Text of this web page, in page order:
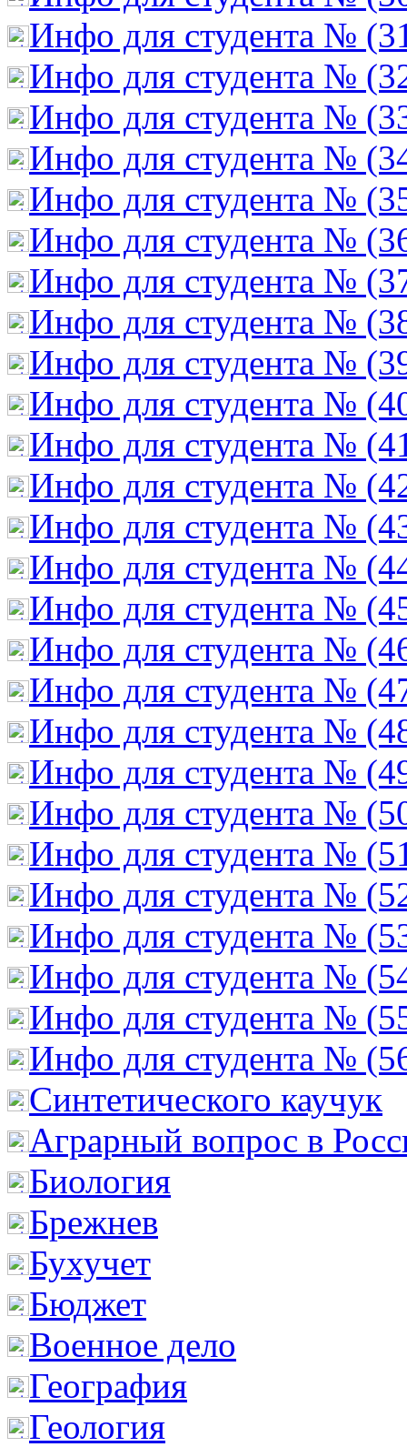
Инфо для студента №
Инфо для студента №
Инфо для студента №
Инфо для студента №
Инфо для студента №
Инфо для студента №
Инфо для студента №
Инфо для студента №
Инфо для студента №
Инфо для студента №
Инфо для студента №
Инфо для студента №
Инфо для студента №
Инфо для студента №
Инфо для студента №
Инфо для студента №
Инфо для студента №
Инфо для студента №
Инфо для студента №
Инфо для студента №
Инфо для студента №
Инфо для студента №
Инфо для студента №
Инфо для студента №
Инфо для студента №
Инфо для студента №
Cинтетического каучук
Аграрный вопрос в
Биология
Брежнев
Бухучет
Бюджет
Военное дело
География
Геология